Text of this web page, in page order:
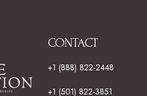
CONTACT
+1 (888) 822-2448
+1 (501) 822-3851